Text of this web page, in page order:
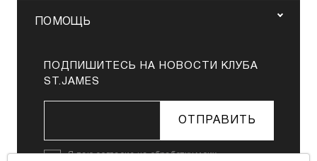
ПОМОЩЬ
ПОДПИШИТЕСЬ НА НОВОСТИ КЛУБА
ST.JAMES
ОТПРАВИТЬ
Я даюсогласие на обработку моих